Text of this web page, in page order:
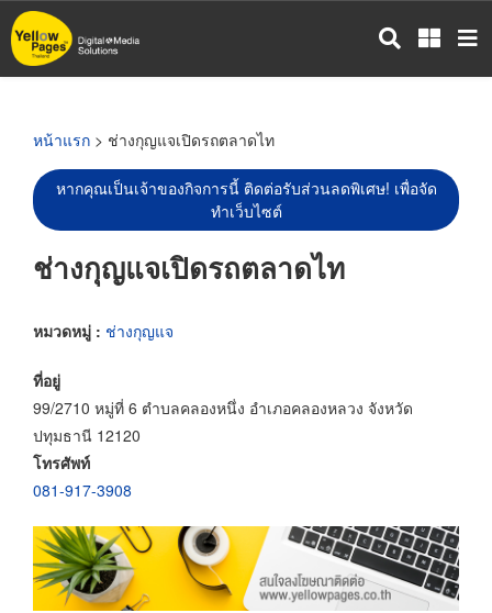
ข้าม
ไป
หน้าแรก > ช่างกุญแจเปิดรถตลาดไท
หากคุณเป็นเจ้าของกิจการนี้ ติดต่อรับส่วนลดพิเศษ! เพื่อจัด
ทำเว็บไซต์
ช่างกุญแจเปิดรถตลาดไท
หมวดหมู่ : ช่างกุญแจ
ที่อยู่
99/2710 หมู่ที่ 6 ตำบลคลองหนึ่ง อำเภอคลองหลวง จังหวัด
ปทุมธานี 12120
โทรศัพท์
081-917-3908